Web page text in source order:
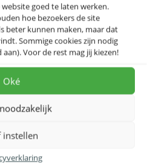
goed te laten werken.
hoe bezoekers de site
beter kunnen maken, maar dat
Sommige cookies zijn nodig
Voor de rest mag jij kiezen!
Oké
instellen